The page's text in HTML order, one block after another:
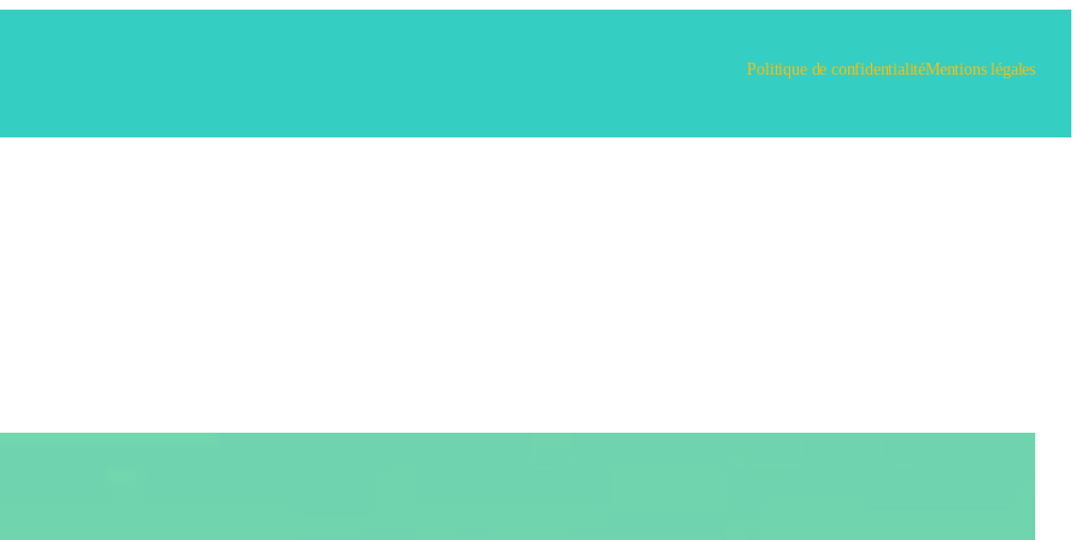
Politique de confidentialitéMentions légales